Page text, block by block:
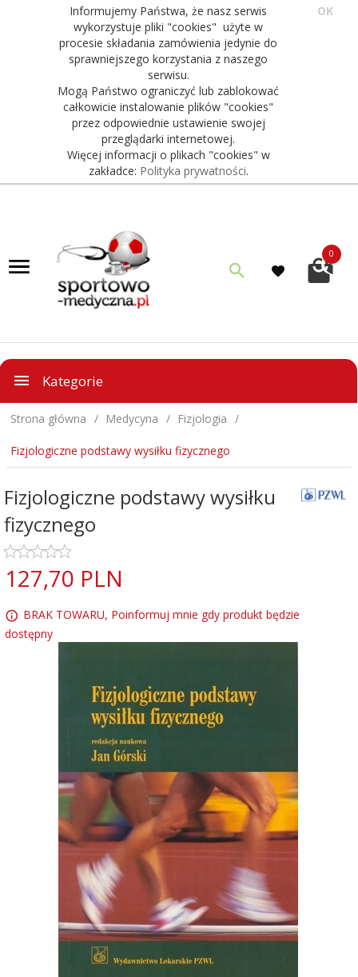
Informujemy Państwa, że nasz serwis
wykorzystuje pliki "cookies" użyte w
procesie składania zamówienia jedynie do
sprawniejszego korzystania z naszego
serwisu.
Mogą Państwo ograniczyć lub zablokować
całkowicie instalowanie plików "cookies"
przez odpowiednie ustawienie swojej
przeglądarki internetowej.
Więcej informacji o plikach "cookies" w
zakładce: Polityka prywatności.
OK
0
Kategorie
Strona główna Medycyna Fizjologia
Fizjologiczne podstawy wysiłku fizycznego
Fizjologiczne podstawy wysiłku
fizycznego
127,70 PLN
BRAK TOWARU, Poinformuj mnie gdy produkt będzie
dostępny